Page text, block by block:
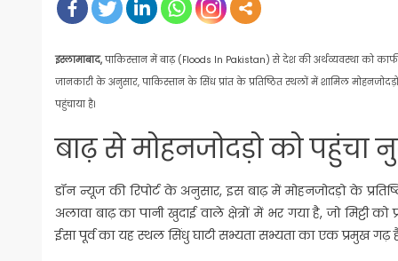
इस्लामाबाद, पाकिस्तान में बाढ़ (Floods In Pakistan) से देश की अर्थव्यवस्था को
जानकारी के अनुसार, पाकिस्तान के सिंध प्रांत के प्रतिष्ठित स्थलों में शामिल
पहुंचाया है।
बाढ़ से मोहनजोदड़ो को पहुंचा
डॉन न्यूज की रिपोर्ट के अनुसार, इस बाढ़ में मोहनजोदड़ो के
अलावा बाढ़ का पानी खुदाई वाले क्षेत्रों में भर गया है, जो मिट्टी
ईसा पूर्व का यह स्थल सिंधु घाटी सभ्यता सभ्यता का एक प्रमुख